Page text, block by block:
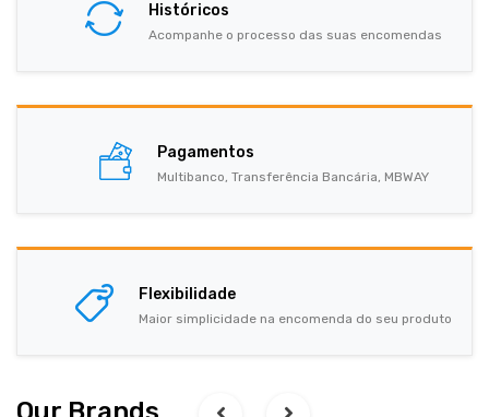
Históricos
Acompanhe o processo das suas encomendas
Pagamentos
Multibanco, Transferência Bancária, MBWAY
Flexibilidade
Maior simplicidade na encomenda do seu produto